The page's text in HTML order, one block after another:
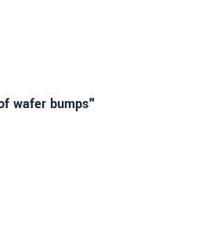
wafer bumps"